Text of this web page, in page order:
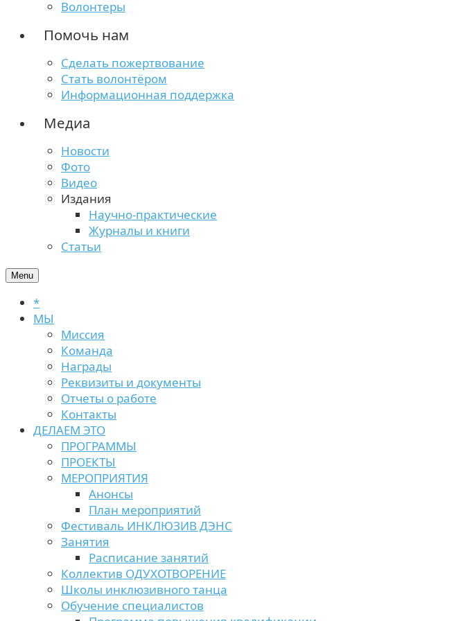
Волонтеры
Помочь нам
Сделать пожертвование
Стать волонтёром
Информационная поддержка
Медиа
Новости
Фото
Видео
Издания
Научно-практические
Журналы и книги
Статьи
Menu
*
МЫ
Миссия
Команда
Награды
Реквизиты и документы
Отчеты о работе
Контакты
ДЕЛАЕМ ЭТО
ПРОГРАММЫ
ПРОЕКТЫ
МЕРОПРИЯТИЯ
Анонсы
План мероприятий
Фестиваль ИНКЛЮЗИВ ДЭНС
Занятия
Расписание занятий
Коллектив ОДУХОТВОРЕНИЕ
Школы инклюзивного танца
Обучение специалистов